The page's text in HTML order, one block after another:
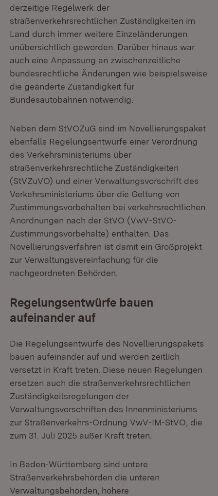
derzeitige Regelwerk der
straßenverkehrsrechtlichen Zuständigkeiten im
Land durch immer weitere Einzeländerungen
unübersichtlich geworden. Darüber hinaus war
auch eine Anpassung an zwischenzeitliche
bundesrechtliche Änderungen wie beispielsweise
die geänderte Zuständigkeit für
Bundesautobahnen notwendig.
Neben dem StVOZuG sind im Novellierungspaket
ebenfalls Regelungsentwürfe einer Verordnung
des Verkehrsministeriums über
straßenverkehrsrechtliche Zuständigkeiten
(StVZuVO) und einer Verwaltungsvorschrift des
Verkehrsministeriums über die Geltung von
Zustimmungsvorbehalten bei verkehrsrechtlichen
Anordnungen nach der StVO (VwV-StVO-
Zustimmungsvorbehalte) enthalten. Das
Novellierungsverfahren ist damit ein Großprojekt
zur Verwaltungsvereinfachung für die
nachgeordneten Behörden.
Regelungsentwürfe bauen
aufeinander auf
Die Regelungsentwürfe des Novellierungspakets
bauen aufeinander auf und werden zeitlich
versetzt in Kraft treten. Diese neuen Regelungen
ersetzen auch die straßenverkehrsrechtlichen
Zuständigkeitsregelungen der
Verwaltungsvorschriften des Innenministeriums
zur Straßenverkehrs-Ordnung VwV-IM-StVO, die
zum 31. Juli 2025 außer Kraft treten.
In Baden-Württemberg sind untere
Straßenverkehrsbehörden die unteren
Verwaltungsbehörden, höhere